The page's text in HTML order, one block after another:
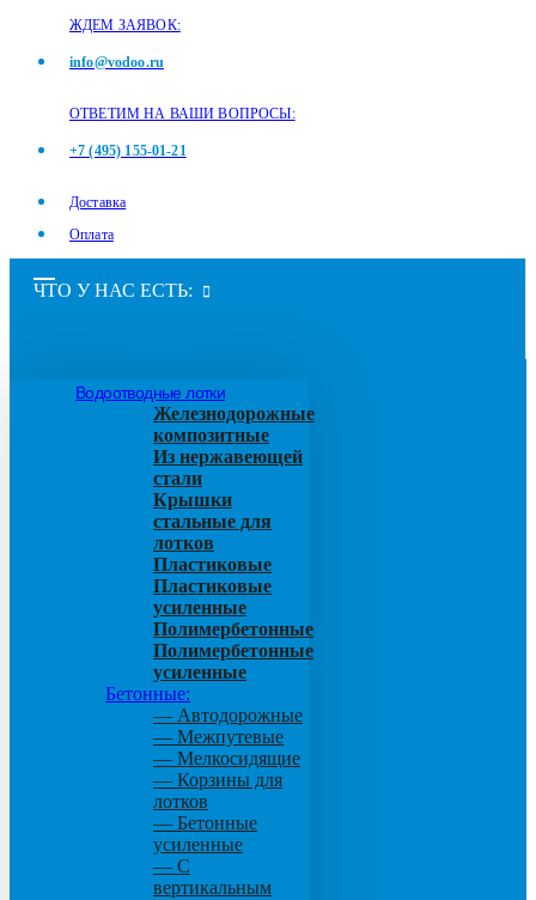
ЖДЕМ ЗАЯВОК:
info@vodoo.ru
ОТВЕТИМ НА ВАШИ ВОПРОСЫ:
+7 (495) 155-01-21
Доставка
Оплата
ЧТО У НАС ЕСТЬ:
Водоотводные лотки
Железнодорожные
композитные
Из нержавеющей
стали
Крышки
стальные для
лотков
Пластиковые
Пластиковые
усиленные
Полимербетонные
Полимербетонные
усиленные
Бетонные:
— Автодорожные
— Межпутевые
— Мелкосидящие
— Корзины для
лотков
— Бетонные
усиленные
— С
вертикальным